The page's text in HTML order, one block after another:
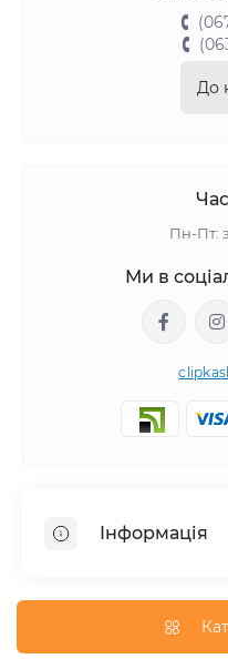
До
Пн-Пт:
Ми в
Інформація